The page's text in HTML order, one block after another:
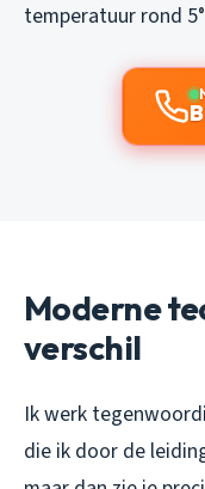
temperatuur rond
Moderne
verschil
Ik werk
die ik door de